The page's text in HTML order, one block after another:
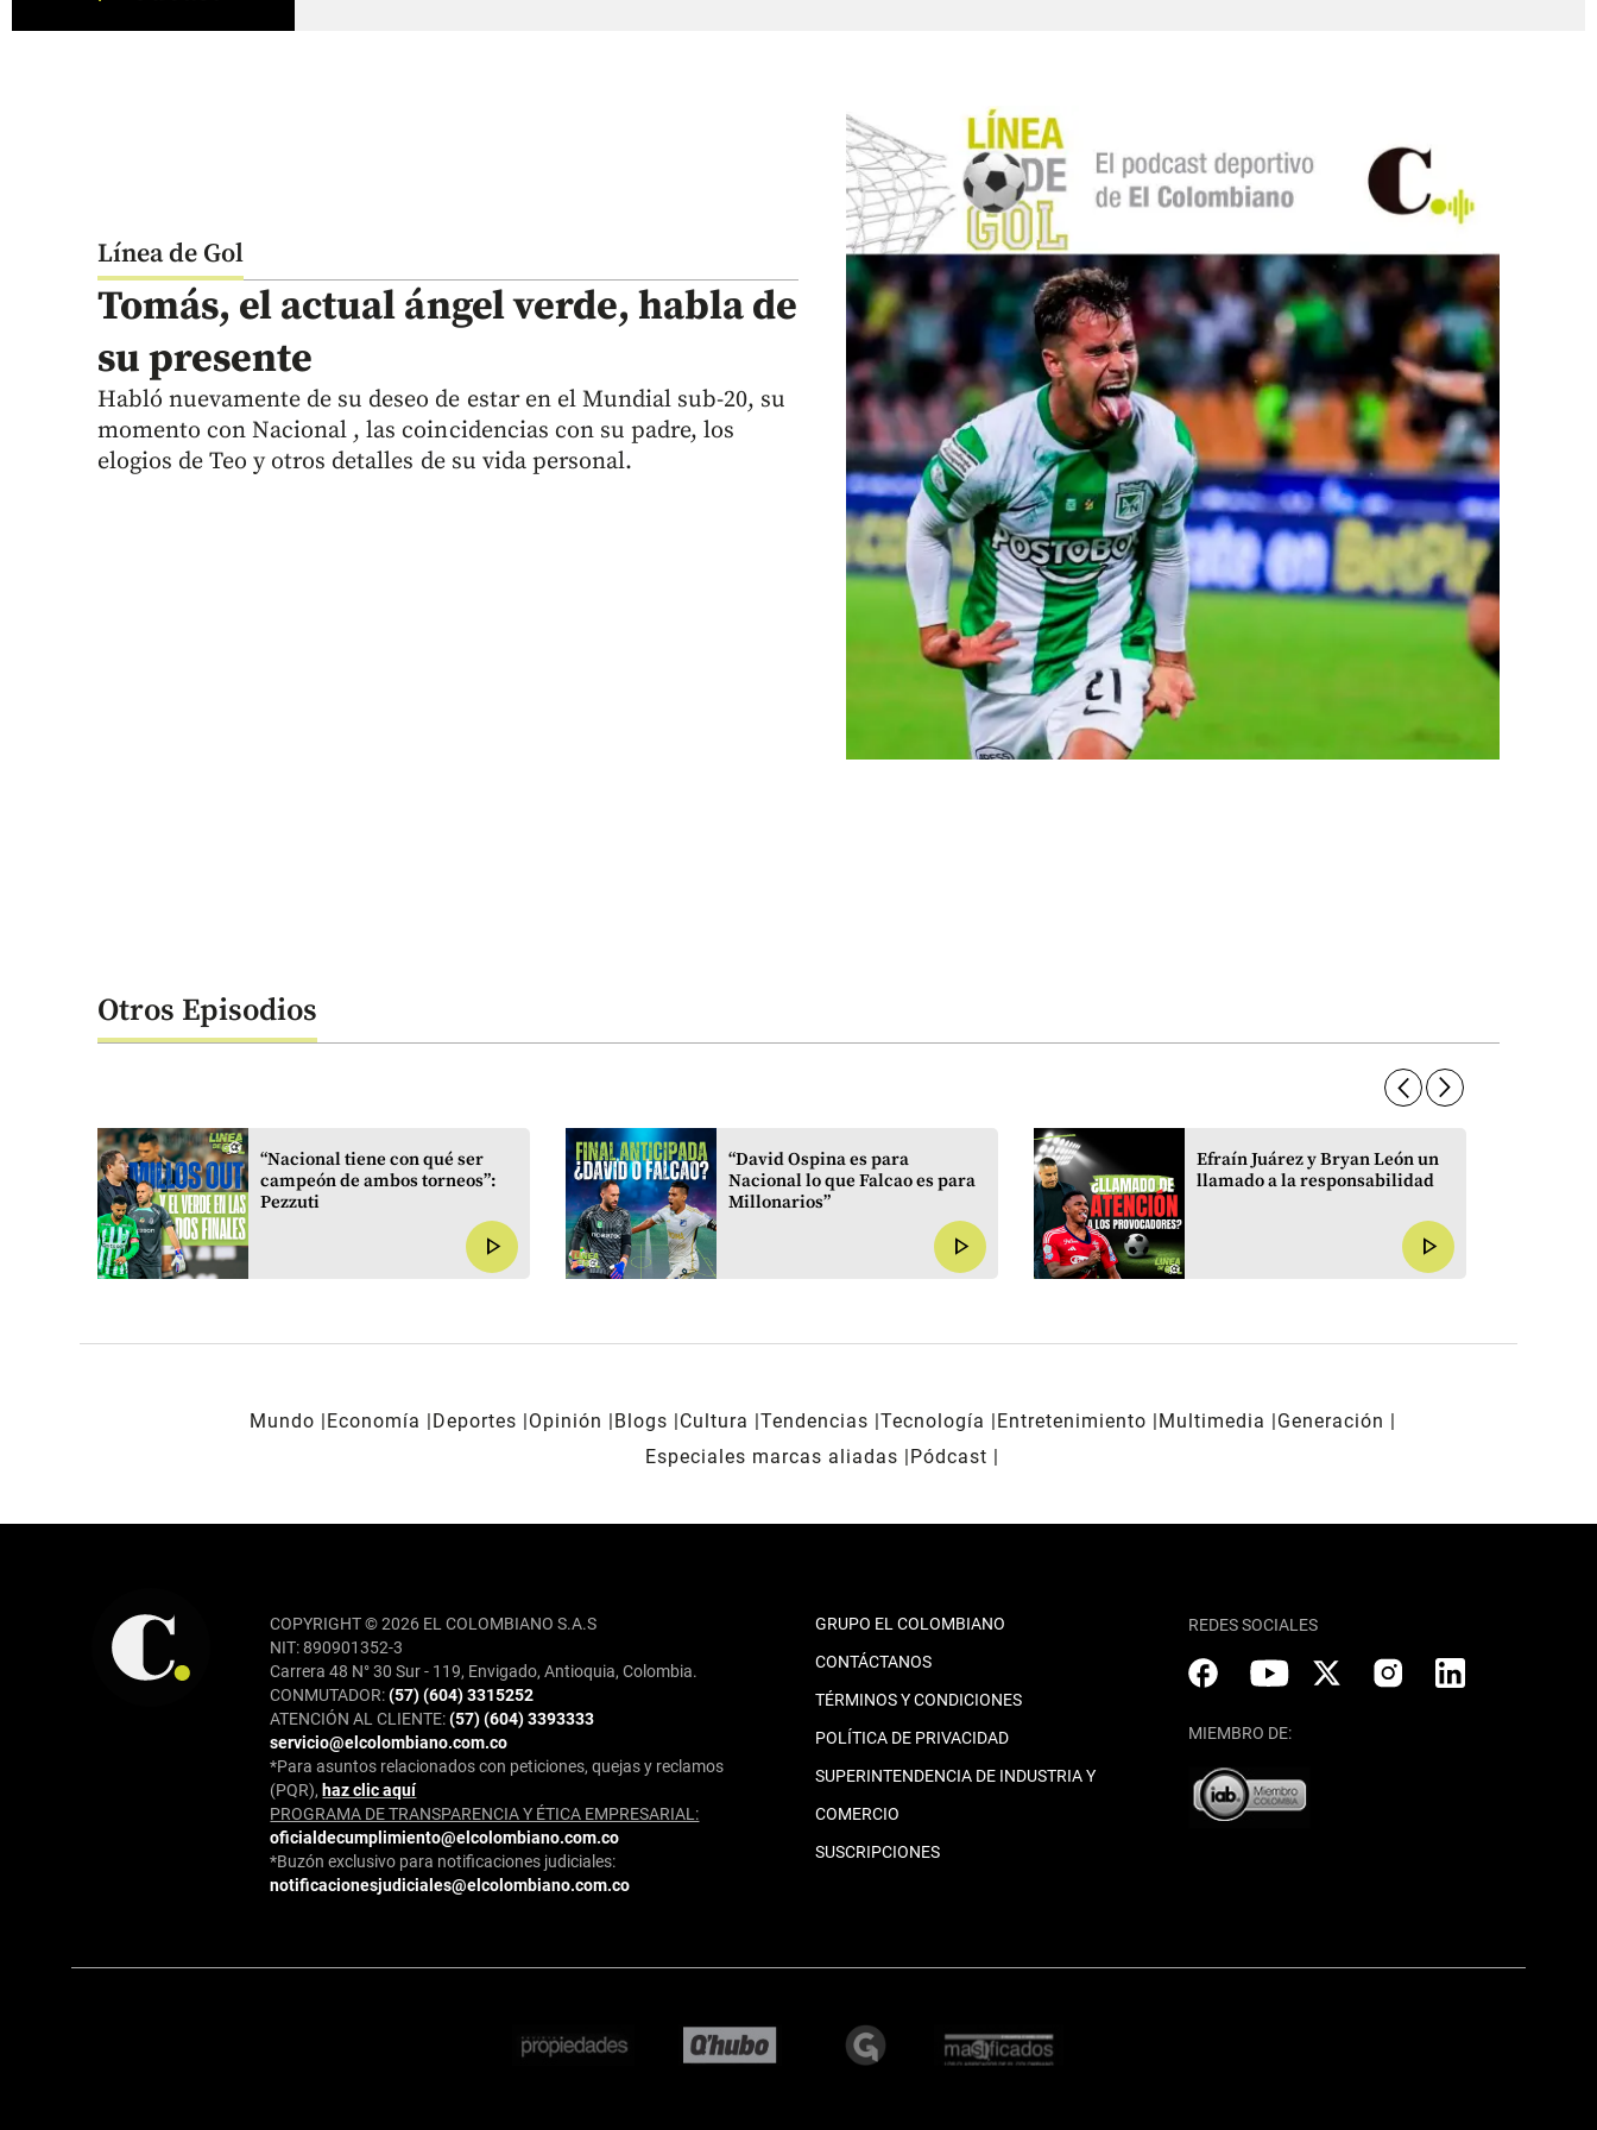
Línea de Gol
Tomás, el actual ángel verde, habla de
su presente
Habló nuevamente de su deseo de estar en el Mundial sub-20, su
momento con Nacional , las coincidencias con su padre, los
elogios de Teo y otros detalles de su vida personal.
Otros Episodios
arrow_forward_ios
“Nacional tiene con qué ser
campeón de ambos torneos”:
Pezzuti
play_arrow
“David Ospina es para
Nacional lo que Falcao es para
Millonarios”
play_arrow
Efraín Juárez y Bryan León un
llamado a la responsabilidad
play_arrow
arrow_forward_ios
Mundo Economía Deportes Opinión Blogs Cultura Tendencias Tecnología Entretenimiento Multimedia
Generación
Especiales marcas aliadas
Pódcast
COPYRIGHT © 2026 EL COLOMBIANO S.A.S
NIT: 890901352-3
Carrera 48 N° 30 Sur - 119, Envigado, Antioquia, Colombia.
CONMUTADOR:(57) (604) 3315252
ATENCIÓN AL CLIENTE:(57) (604) 3393333
servicio@elcolombiano.com.co
*Para asuntos relacionados con peticiones, quejas y reclamos
(PQR), haz clic aquí
PROGRAMA DE TRANSPARENCIA Y ÉTICA EMPRESARIAL:
oficialdecumplimiento@elcolombiano.com.co
*Buzón exclusivo para notificaciones judiciales:
notificacionesjudiciales@elcolombiano.com.co
GRUPO EL COLOMBIANO
CONTÁCTANOS
TÉRMINOS Y CONDICIONES
POLÍTICA DE PRIVACIDAD
SUPERINTENDENCIA DE INDUSTRIA Y
COMERCIO
SUSCRIPCIONES
REDES SOCIALES
MIEMBRO DE: